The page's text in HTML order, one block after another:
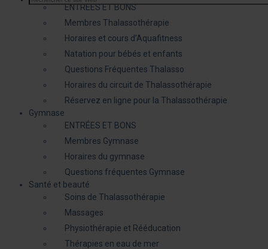
ENTRÉES ET BONS
Membres Thalassothérapie
Horaires et cours d’Aquafitness
Natation pour bébés et enfants
Questions Fréquentes Thalasso
Horaires du circuit de Thalassothérapie
Réservez en ligne pour la Thalassothérapie
Gymnase
ENTRÉES ET BONS
Membres Gymnase
Horaires du gymnase
Questions fréquentes Gymnase
Santé et beauté
Soins de Thalassothérapie
Massages
Physiothérapie et Rééducation
Thérapies en eau de mer